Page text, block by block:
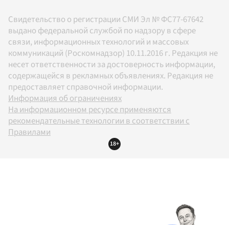
Свидетельство о регистрации СМИ Эл № ФС77-67642
выдано федеральной службой по надзору в сфере
связи, информационных технологий и массовых
коммуникаций (Роскомнадзор) 10.11.2016 г. Редакция не
несет ответственности за достоверность информации,
содержащейся в рекламных объявлениях. Редакция не
предоставляет справочной информации.
Информация об ограничениях
На информационном ресурсе применяются
рекомендательные технологии в соответствии с
Правилами
18+